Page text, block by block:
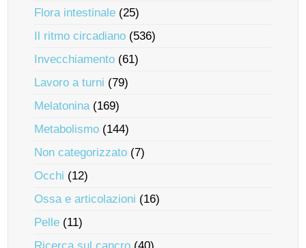
Flora intestinale (25)
Il ritmo circadiano (536)
Invecchiamento (61)
Lavoro a turni (79)
Melatonina(169)
Metabolismo (144)
Non categorizzato (7)
Occhi (12)
Ossa e articolazioni (16)
Pelle (11)